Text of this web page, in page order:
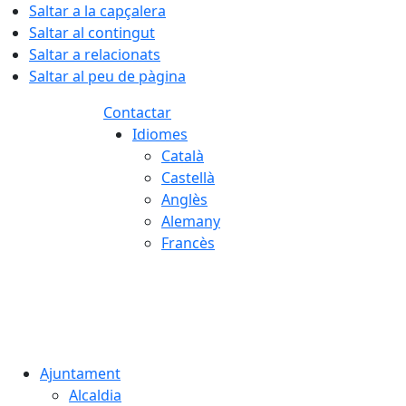
Saltar a la capçalera
Saltar al contingut
Saltar a relacionats
Saltar al peu de pàgina
Contactar
Idiomes
Català
Castellà
Anglès
Alemany
Francès
Ajuntament
Alcaldia